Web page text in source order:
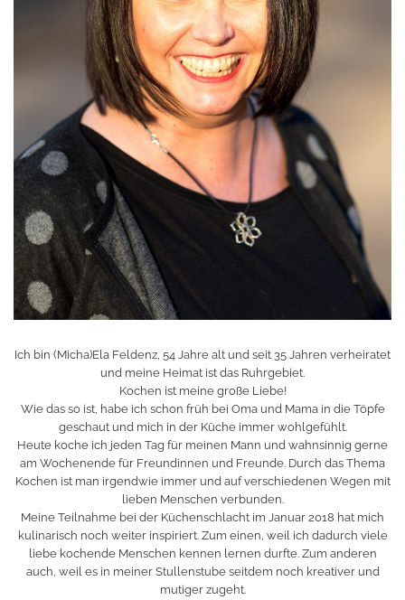
Ich bin (Micha)Ela Feldenz, 54 Jahre alt und seit 35 Jahren verheiratet
und meine Heimat ist das Ruhrgebiet.
Kochen ist meine große Liebe!
Wie das so ist, habe ich schon früh bei Oma und Mama in die Töpfe
geschaut und mich in der Küche immer wohlgefühlt.
Heute koche ich jeden Tag für meinen Mann und wahnsinnig gerne
am Wochenende für Freundinnen und Freunde. Durch das Thema
Kochen ist man irgendwie immer und auf verschiedenen Wegen mit
lieben Menschen verbunden.
Meine Teilnahme bei der Küchenschlacht im Januar 2018 hat mich
kulinarisch noch weiter inspiriert. Zum einen, weil ich dadurch viele
liebe kochende Menschen kennen lernen durfte. Zum anderen
auch, weil es in meiner Stullenstube seitdem noch kreativer und
mutiger zugeht.